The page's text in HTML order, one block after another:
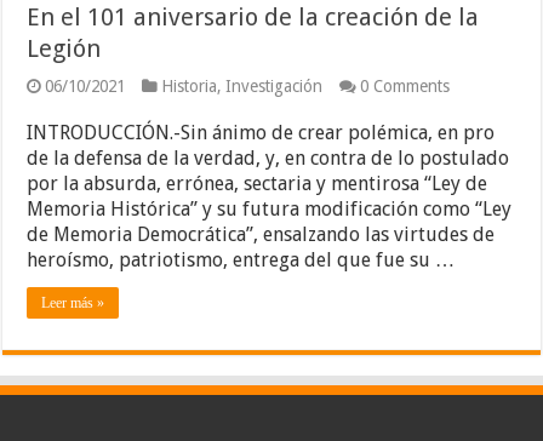
En el 101 aniversario de la creación de la
Legión
06/10/2021 Historia,Investigación 0 Comments
INTRODUCCIÓN.-Sin ánimo de crear polémica, en pro
de la defensa de la verdad, y, en contra de lo postulado
por la absurda, errónea, sectaria y mentirosa “Ley de
Memoria Histórica” y su futura modificación como “Ley
de Memoria Democrática”, ensalzando las virtudes de
heroísmo, patriotismo, entrega del que fue su …
Leer más »